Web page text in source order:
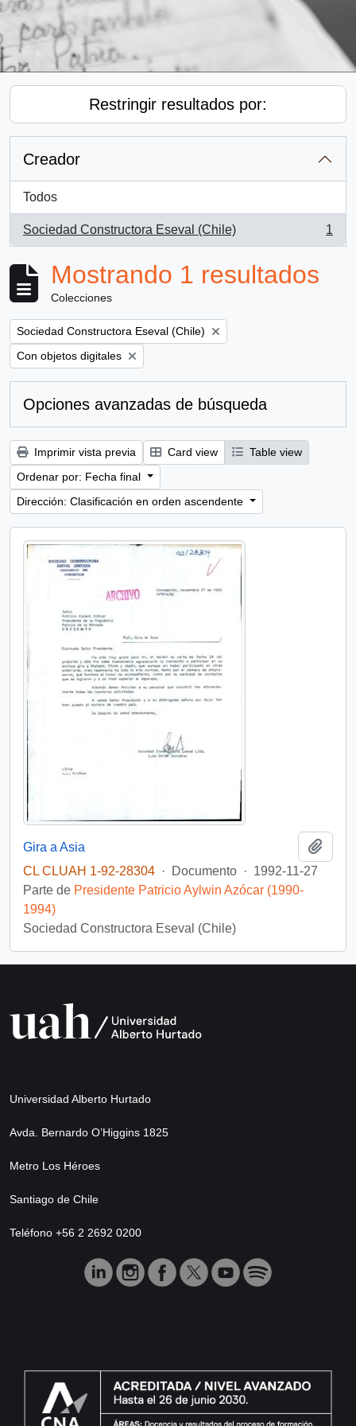
Restringir resultados por:
Creador
Todos
Sociedad Constructora Eseval (Chile)
, 1 resultados
1
Mostrando 1 resultados
Colecciones
Remove filter:
Sociedad Constructora Eseval (Chile)
Remove filter:
Con objetos digitales
Opciones avanzadas de búsqueda
Imprimir vista previa Card view
Table view
Ordenar por: Fecha final
Dirección: Clasificación en orden ascendente
Gira a Asia
CL CLUAH 1-92-28304 · Documento · 1992-11-27
Parte de Presidente Patricio Aylwin Azócar (1990-
1994)
Sociedad Constructora Eseval (Chile)
Universidad Alberto Hurtado
Avda. Bernardo O’Higgins 1825
Metro Los Héroes
Santiago de Chile
Teléfono +56 2 2692 0200